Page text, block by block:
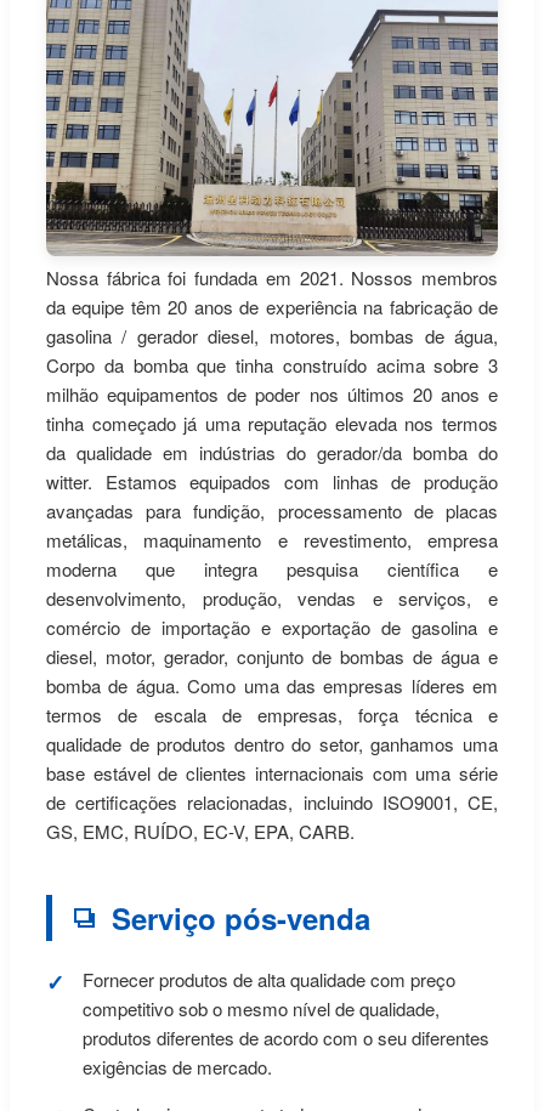
Nossa fábrica foi fundada em 2021. Nossos membros
da equipe têm 20 anos de experiência na fabricação de
gasolina / gerador diesel, motores, bombas de água,
Corpo da bomba que tinha construído acima sobre 3
milhão equipamentos de poder nos últimos 20 anos e
tinha começado já uma reputação elevada nos termos
da qualidade em indústrias do gerador/da bomba do
witter. Estamos equipados com linhas de produção
avançadas para fundição, processamento de placas
metálicas, maquinamento e revestimento, empresa
moderna que integra pesquisa científica e
desenvolvimento, produção, vendas e serviços, e
comércio de importação e exportação de gasolina e
diesel, motor, gerador, conjunto de bombas de água e
bomba de água. Como uma das empresas líderes em
termos de escala de empresas, força técnica e
qualidade de produtos dentro do setor, ganhamos uma
base estável de clientes internacionais com uma série
de certificações relacionadas, incluindo ISO9001, CE,
GS, EMC, RUÍDO, EC-V, EPA, CARB.
Serviço pós-venda
Fornecer produtos de alta qualidade com preço
competitivo sob o mesmo nível de qualidade,
produtos diferentes de acordo com o seu diferentes
exigências de mercado.